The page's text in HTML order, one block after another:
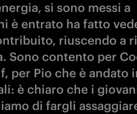
si sono messi a
è entrato ha fatto
riuscendo a
Sono contento per
per Pio che è andato
è chiaro che i
di fargli